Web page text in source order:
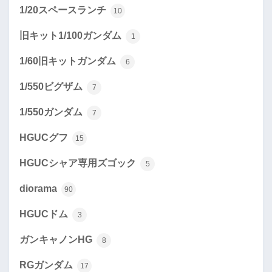
1/20スペースランチ 10
旧キット1/100ガンダム 1
1/60旧キットガンダム 6
1/550ビグザム 7
1/550ガンダム 7
HGUCグフ 15
HGUCシャア専用ズゴック 5
diorama 90
HGUCドム 3
ガンキャノンHG 8
RGガンダム 17